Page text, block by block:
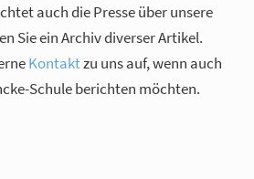
auch die Presse über unsere
Sie ein Archiv diverser Artikel.
Kontaktzu uns auf, wenn auch
Schule berichten möchten.